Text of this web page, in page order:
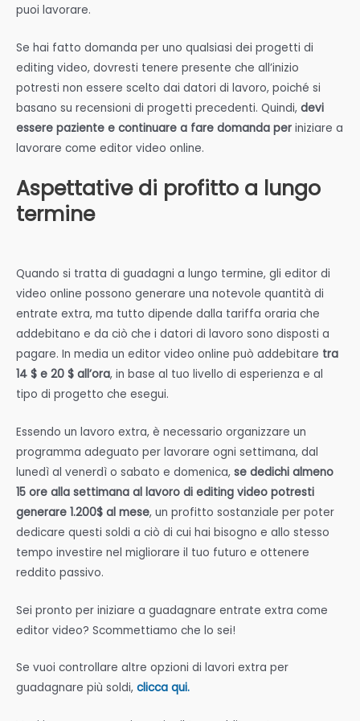
puoi lavorare.
Se hai fatto domanda per uno qualsiasi dei progetti di
editing video, dovresti tenere presente che all’inizio
potresti non essere scelto dai datori di lavoro, poiché si
basano su recensioni di progetti precedenti. Quindi, devi
essere paziente e continuare a fare domanda per iniziare a
lavorare come editor video online.
Aspettative di profitto a lungo
termine
Quando si tratta di guadagni a lungo termine, gli editor di
video online possono generare una notevole quantità di
entrate extra, ma tutto dipende dalla tariffa oraria che
addebitano e da ciò che i datori di lavoro sono disposti a
pagare. In media un editor video online può addebitare tra
14 $ e 20 $ all’ora, in base al tuo livello di esperienza e al
tipo di progetto che esegui.
Essendo un lavoro extra, è necessario organizzare un
programma adeguato per lavorare ogni settimana, dal
lunedì al venerdì o sabato e domenica, se dedichi almeno
15 ore alla settimana al lavoro di editing video potresti
generare 1.200$ al mese, un profitto sostanziale per poter
dedicare questi soldi a ciò di cui hai bisogno e allo stesso
tempo investire nel migliorare il tuo futuro e ottenere
reddito passivo.
Sei pronto per iniziare a guadagnare entrate extra come
editor video? Scommettiamo che lo sei!
Se vuoi controllare altre opzioni di lavori extra per
guadagnare più soldi, clicca qui.